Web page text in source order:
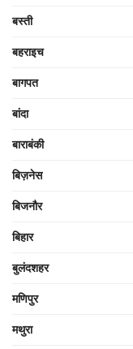
बस्ती
बहराइच
बागपत
बांदा
बाराबंकी
बिज़नेस
बिजनौर
बिहार
बुलंदशहर
मणिपुर
मथुरा